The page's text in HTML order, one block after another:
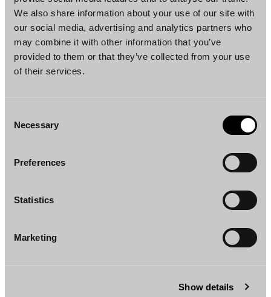
We also share information about your use of our site with
our social media, advertising and analytics partners who
may combine it with other information that you’ve
provided to them or that they’ve collected from your use
of their services.
Selection
Necessary
Preferences
Statistics
Marketing
Show details
alussa ilmi hänen roolinsa epäiltynä ja siten
tutkinnan kohteena. Vaikka tämä voi vaikuttaa
henkilön halukkuuteen edesauttaa asian
selvittämistä, tällä tavalla vältetään
mahdolliset myöhemmät väitteet
Mahdollisen uhrin osalta puolestaan on
saada tieto lopullisista toimenpiteistä, jotta